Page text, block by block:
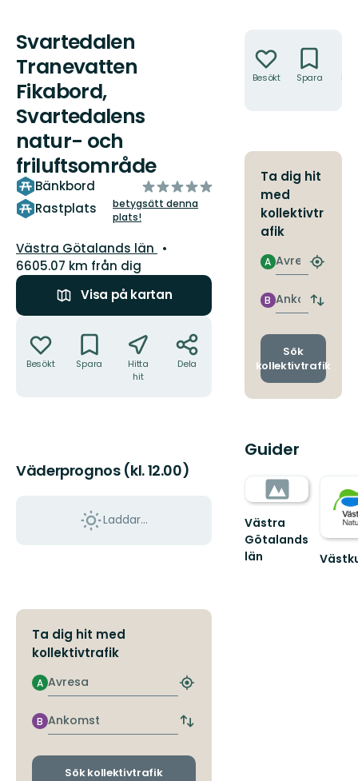
Svartedalen
Tranevatten
Fikabord,
Svartedalens
natur- och
friluftsområde
Bänkbord
Rastplats
av
5
stjärnor
betygsätt denna
plats!
Län:
Västra Götalands län
6605.07 km från dig
Visa på kartan
Besökt Spara
Hitta
hit
Dela
Väderprognos (kl. 12.00)
Laddar...
Ta dig hit med
kollektivtrafik
Avresa
A
Hitta
hållplats
Ankomst
B
Byt
och
Sök kollektivtrafik
Besökt Spara
Ta dig hit
med
kollektivtr
afik
Avresa
A
Hitta
Ankomst
B
Byt
och
Sök
kollektivtrafik
Guider
Västra
Götalands
län